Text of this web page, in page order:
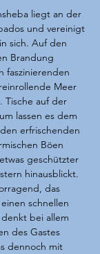
liegt an der
und vereinigt
sich. Auf den
Brandung
faszinierenden
Meer
Tische auf der
lassen es dem
erfrischenden
Böen
geschützter
hinausblickt.
das
schnellen
bei allem
des Gastes
dennoch mit